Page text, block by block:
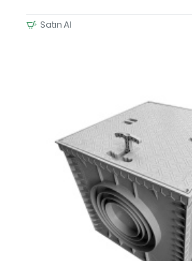
Satın Al